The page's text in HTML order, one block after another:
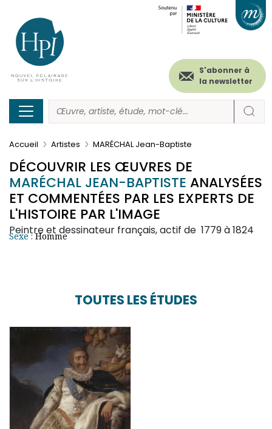
contenu
principal
Menu
secondaire
(header)
S'abonner à
la newsletter
Accueil Artistes MARÉCHAL Jean-Baptiste
DÉCOUVRIR LES ŒUVRES DE
MARÉCHAL JEAN-BAPTISTE ANALYSÉES
ET COMMENTÉES PAR LES EXPERTS DE
L'HISTOIRE PAR L'IMAGE
Sexe :Homme
Peintre et dessinateur français, actif de 1779 à 1824
TOUTES LES ÉTUDES